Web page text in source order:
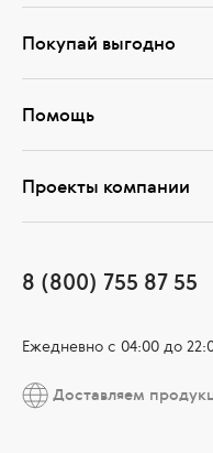
Покупай выгодно
Помощь
Проекты компании
8 (800) 755 87 55
Ежедневно c 04:00 до
Доставляем